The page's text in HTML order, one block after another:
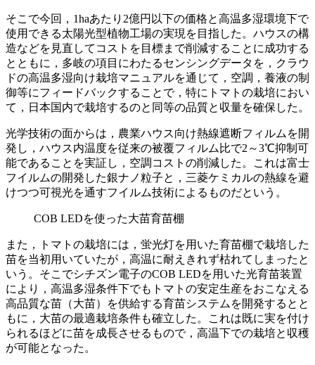
そこで今回，1haあたり2億円以下の価格と高温多湿環境下で
使用できる太陽光型植物工場の実現を目指した。ハウスの構
造などを見直してコストを目標まで削減することに成功する
とともに，多岐の項目にわたるセンシングデータを，クラウ
ドの高温多湿向け栽培マニュアルを通じて，空調，養液の制
御等にフィードバックすることで，特にトマトの栽培におい
て，日本国内で栽培するのと同等の品質と収量を確保した。
光学技術の面からは，農業ハウス向け熱線遮断フィルムを開
発し，ハウス内温度を従来の被覆フィルム比で2～3℃抑制可
能であることを実証し，空調コストの削減した。これは富士
フイルムの開発した銀ナノ粒子と，三菱ケミカルの熱線を避
けつつ可視光を通すフイルム技術によるものだという。
COB LEDを使った大苗育苗棚
また，トマトの栽培には，蛍光灯を用いた育苗棚で栽培した
苗を当初用いていたが，高温に耐えきれず枯れてしまったと
いう。そこでシチズン電子のCOB LEDを用いた光育苗装置
により，高温多湿条件下でもトマトの安定生産をおこなえる
高品質な苗（大苗）を供給する育苗システムを開発するとと
もに，大苗の最適栽培条件も確立した。これは既に実を付け
られるほどに苗を成長させるもので，高温下での栽培と収穫
が可能となった。